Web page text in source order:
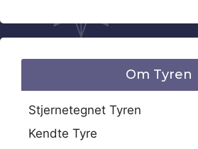
Om Tyren
Stjernetegnet Tyren
Kendte Tyre